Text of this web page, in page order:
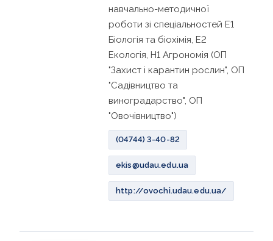
навчально-методичної
роботи зі спеціальностей Е1
Біологія та біохімія, Е2
Екологія, Н1 Агрономія (ОП
"Захист і карантин рослин", ОП
"Садівництво та
виноградарство", ОП
"Овочівництво")
(04744) 3-40-82
ekis@udau.edu.ua
http://ovochi.udau.edu.ua/